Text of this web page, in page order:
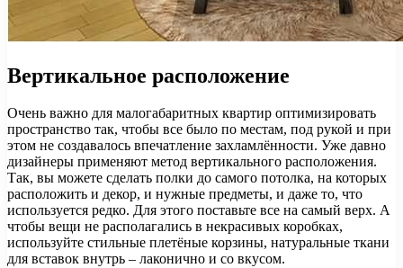
Вертикальное расположение
Очень важно для малогабаритных квартир оптимизировать
пространство так, чтобы все было по местам, под рукой и при
этом не создавалось впечатление захламлённости. Уже давно
дизайнеры применяют метод вертикального расположения.
Так, вы можете сделать полки до самого потолка, на которых
расположить и декор, и нужные предметы, и даже то, что
используется редко. Для этого поставьте все на самый верх. А
чтобы вещи не располагались в некрасивых коробках,
используйте стильные плетёные корзины, натуральные ткани
для вставок внутрь – лаконично и со вкусом.